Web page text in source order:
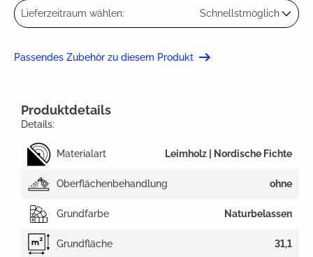
Lieferzeitraum wählen: Schnellstmöglich
Passendes Zubehör zu diesem Produkt
Produktdetails
Details:
Materialart Leimholz | Nordische Fichte
Oberflächenbehandlung ohne
Grundfarbe Naturbelassen
Grundfläche 31,1